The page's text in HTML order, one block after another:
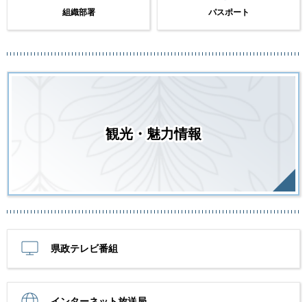
組織部署 パスポート
観光・魅力情報
県政テレビ番組